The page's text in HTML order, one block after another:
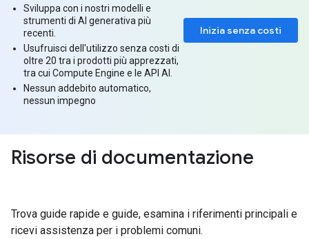
Inizia senza costi
Sviluppa con i nostri modelli e
strumenti di AI generativa più
recenti.
Usufruisci dell'utilizzo senza costi di
oltre 20 tra i prodotti più apprezzati,
tra cui Compute Engine e le API AI.
Nessun addebito automatico,
nessun impegno
Risorse di documentazione
Trova guide rapide e guide, esamina i riferimenti principali e
ricevi assistenza per i problemi comuni.